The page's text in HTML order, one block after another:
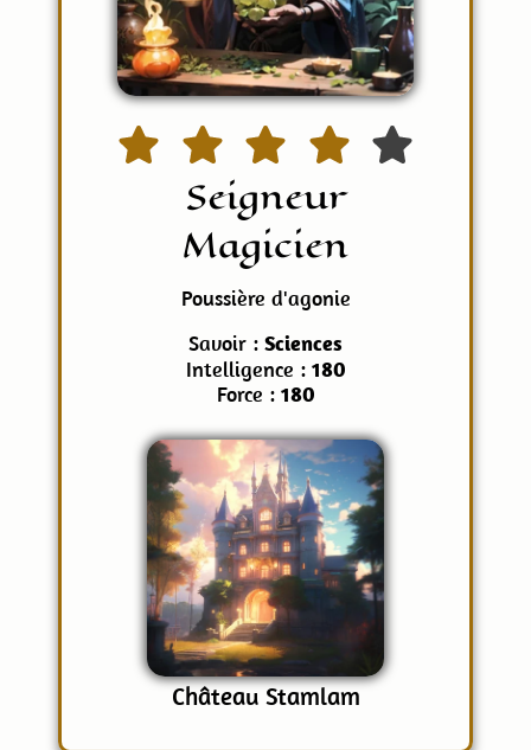
Seigneur
Magicien
Poussière d'agonie
Savoir : Sciences
Intelligence : 180
Force : 180
Château Stamlam